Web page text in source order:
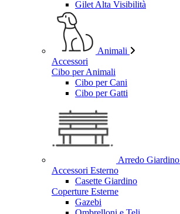
Gilet Alta Visibilità
Animali
Accessori
Cibo per Animali
Cibo per Cani
Cibo per Gatti
Arredo Giardino
Accessori Esterno
Casette Giardino
Coperture Esterne
Gazebi